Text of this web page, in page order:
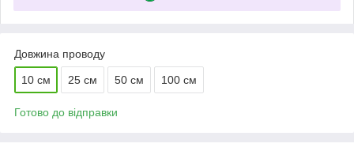
Довжина проводу
10 см 25 см 50 см 100 см
Готово до відправки